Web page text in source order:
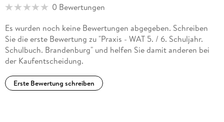
0 Bewertungen
Es wurden noch keine Bewertungen abgegeben. Schreiben
Sie die erste Bewertung zu "Praxis - WAT 5. / 6. Schuljahr.
Schulbuch. Brandenburg" und helfen Sie damit anderen bei
der Kaufentscheidung.
Erste Bewertung schreiben